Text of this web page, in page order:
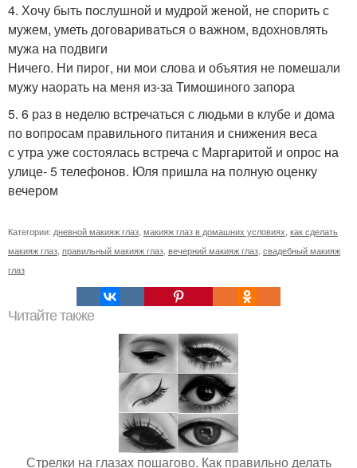
4. Хочу быть послушной и мудрой женой, не спорить с
мужем, уметь договариваться о важном, вдохновлять
мужа на подвиги
Ничего. Ни пирог, ни мои слова и объятия не помешали
мужу наорать на меня из-за Тимошиного запора
5. 6 раз в неделю встречаться с людьми в клубе и дома
по вопросам правильного питания и снижения веса
с утра уже состоялась встреча с Маргаритой и опрос на
улице- 5 телефонов. Юля пришла на полную оценку
вечером
Категории: дневной макияж глаз макияж глаз в домашних условиях как сделать
макияж глаз правильный макияж глаз вечерний макияж глаз свадебный макияж
глаз
Читайте также
Стрелки на глазах пошагово. Как правильно делать